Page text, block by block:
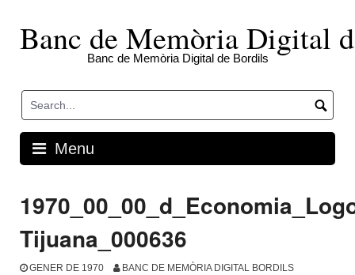
contentBanc de Memòria Digital
Banc de Memòria Digital de Bordils
Menu
Tijuana_000636
GENER DE 1970 BANC DE MEMÒRIA DIGITAL BORDILS